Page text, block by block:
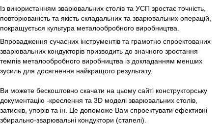
Із використанням зварювальних столів та УСП зростає точність,
повторюваність та якість складальних та зварювальних операцій,
покращується культура металообробного виробництва.
Впровадження сучасних інструментів та грамотно спроектованих
зварювальних кондукторів призводить до значного зростання
темпів металообробного виробництва із докладанням менших
зусиль для досягнення найкращого результату.
Ви можете бескоштовно скачати на цьому сайті конструкторську
документацію -креслення та 3D моделі зварювальних столів,
затисків, упорів та ін. Це допоможе Вам спроектувати ефективні
збирально-зварювальні кондуктори (стапелі).